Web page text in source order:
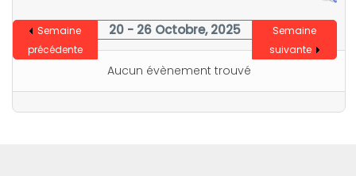
Semaine
précédente
20 - 26 Octobre, 2025
Semaine
suivante
Aucun évènement trouvé